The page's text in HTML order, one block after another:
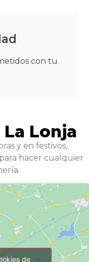
con tu
Lonja
y en festivos,
hacer cualquier
de